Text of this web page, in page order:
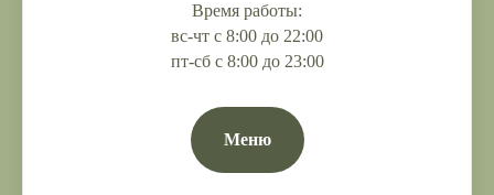
Время работы:
вс-чт с 8:00 до 22:00
пт-сб с 8:00 до 23:00
Меню